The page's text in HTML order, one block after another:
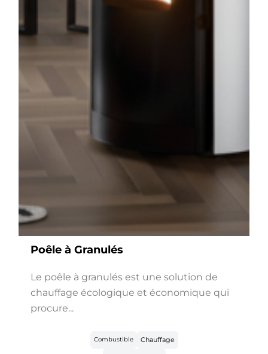
Poêle à Granulés
Le poêle à granulés est une solution de
chauffage écologique et économique qui
procure...
Combustible Chauffage